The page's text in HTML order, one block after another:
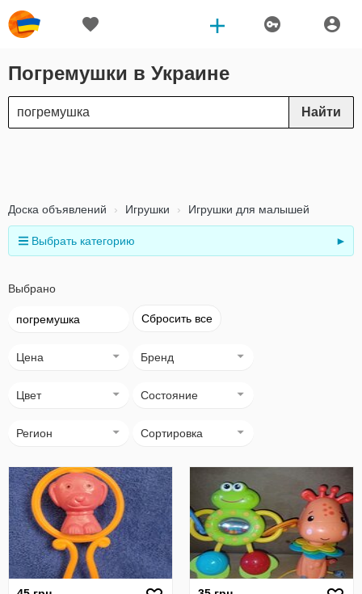
Погремушки в Украине
Найти
Доска объявлений Игрушки Игрушки для малышей
Выбрать категорию ►
Выбрано
погремушка Сбросить все
Цена Бренд
Цвет Состояние
Регион Сортировка